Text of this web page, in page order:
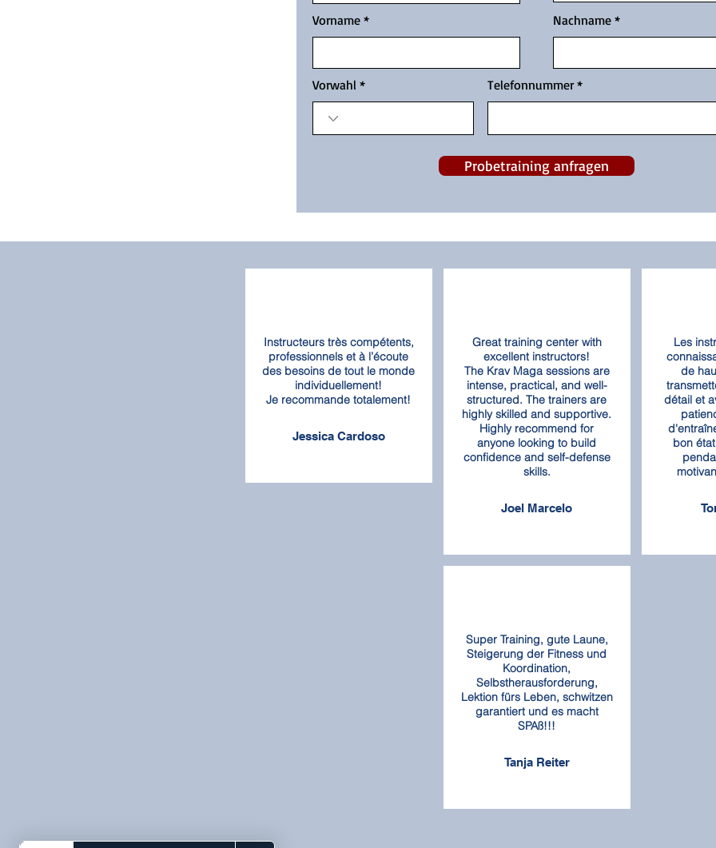
Vorname Nachname
Vorwahl Telefonnummer
Probetraining anfragen
Instructeurs très compétents,
professionnels et à l’écoute
des besoins de tout le monde
individuellement!
Je recommande totalement!
Jessica Cardoso
Great training center with
excellent instructors!
The Krav Maga sessions are
intense, practical, and well-
structured. The trainers are
highly skilled and supportive.
Highly recommend for
anyone looking to build
confidence and self-defense
skills.
Joel Marcelo
Les
de
détail et
bon
Super Training, gute Laune,
Steigerung der Fitness und
Koordination,
Selbstherausforderung,
Lektion fürs Leben, schwitzen
garantiert und es macht
SPAß!!!
Tanja Reiter